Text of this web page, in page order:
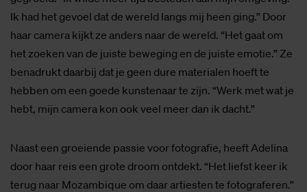
Ik had het gevoel dat de wereld langs mij heen ging.” Door
haar camera kijkt ze anders naar de wereld. “Het gaat om
het zoeken van de juiste beweging en de juiste emotie.” Ze
benadrukt daarbij dat je geen dure materialen hoeft te
hebben om een goede kunstenaar te zijn. “Werk met wat je
hebt, mijn camera kon ook veel meer dan ik dacht.”
Naast een groeiende passie voor fotografie, heeft Adelina
door haar reis een grote droom ontdekt. “Het liefst keer ik
terug naar Mozambique om daar artiesten te fotograferen.”